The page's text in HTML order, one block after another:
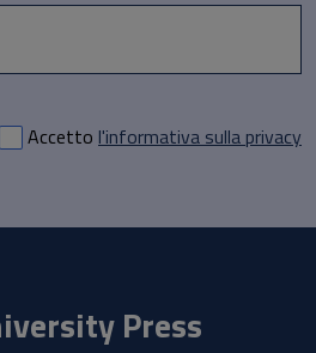
Accetto l'informativa sulla privacy
Press